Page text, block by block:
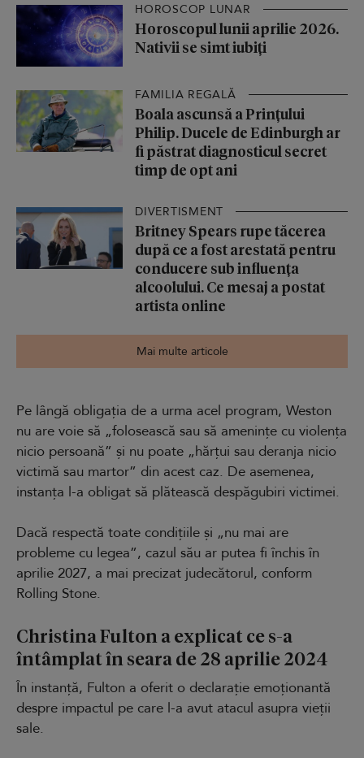
HOROSCOP LUNAR
Horoscopul lunii aprilie 2026.
Nativii se simt iubiți
FAMILIA REGALĂ
Boala ascunsă a Prințului
Philip. Ducele de Edinburgh ar
fi păstrat diagnosticul secret
timp de opt ani
DIVERTISMENT
Britney Spears rupe tăcerea
după ce a fost arestată pentru
conducere sub influența
alcoolului. Ce mesaj a postat
artista online
Mai multe articole
Pe lângă obligația de a urma acel program, Weston
nu are voie să „folosească sau să amenințe cu violența
nicio persoană” și nu poate „hărțui sau deranja nicio
victimă sau martor” din acest caz. De asemenea,
instanța l-a obligat să plătească despăgubiri victimei.
Dacă respectă toate condițiile și „nu mai are
probleme cu legea”, cazul său ar putea fi închis în
aprilie 2027, a mai precizat judecătorul, conform
Rolling Stone.
Christina Fulton a explicat ce s-a
întâmplat în seara de 28 aprilie 2024
În instanță, Fulton a oferit o declarație emoționantă
despre impactul pe care l-a avut atacul asupra vieții
sale.